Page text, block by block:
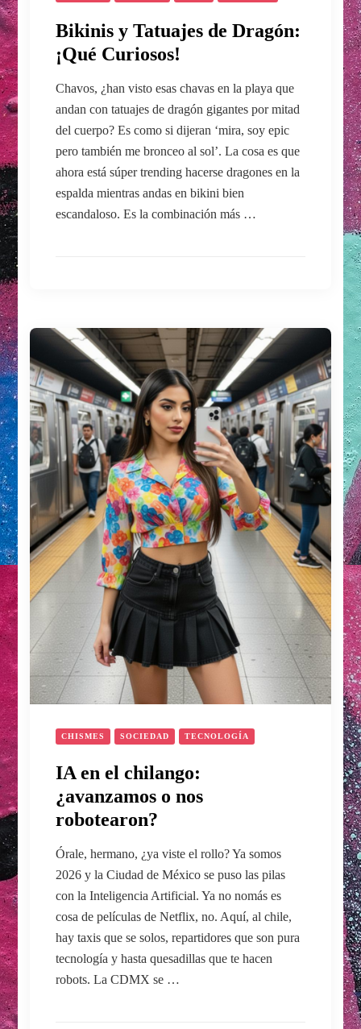
Bikinis y Tatuajes de Dragón:
¡Qué Curiosos!
Chavos, ¿han visto esas chavas en la playa que
andan con tatuajes de dragón gigantes por mitad
del cuerpo? Es como si dijeran ‘mira, soy epic
pero también me bronceo al sol’. La cosa es que
ahora está súper trending hacerse dragones en la
espalda mientras andas en bikini bien
escandaloso. Es la combinación más …
CHISMES SOCIEDAD TECNOLOGÍA
IA en el chilango:
¿avanzamos o nos
robotearon?
Órale, hermano, ¿ya viste el rollo? Ya somos
2026 y la Ciudad de México se puso las pilas
con la Inteligencia Artificial. Ya no nomás es
cosa de películas de Netflix, no. Aquí, al chile,
hay taxis que se solos, repartidores que son pura
tecnología y hasta quesadillas que te hacen
robots. La CDMX se …